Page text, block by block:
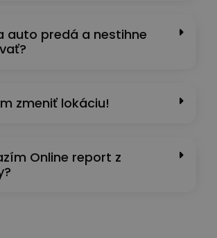
auto predá a nestihne
zmeniť lokáciu!
Online report z